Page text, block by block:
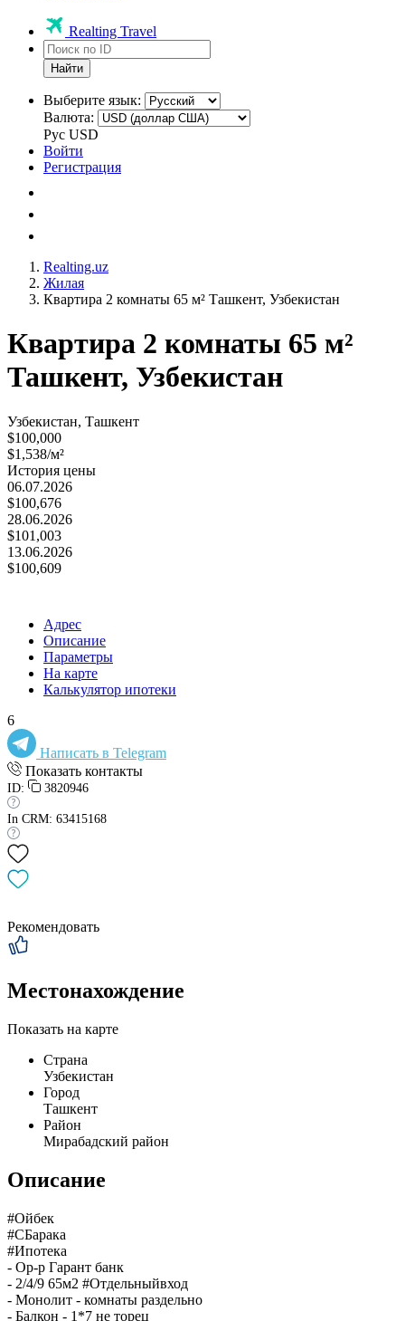
Realting Travel
Найти
Выберите язык:
Валюта:
Рус USD
Войти
Регистрация
Realting.uz
Жилая
Квартира 2 комнаты 65 м² Ташкент, Узбекистан
Квартира 2 комнаты 65 м²
Ташкент, Узбекистан
Узбекистан, Ташкент
$100,000
$1,538/м²
История цены
06.07.2026
$100,676
28.06.2026
$101,003
13.06.2026
$100,609
Адрес
Описание
Параметры
На карте
Калькулятор ипотеки
6
Написать в Telegram
Показать контакты
ID: 3820946
In CRM: 63415168
Рекомендовать
Местонахождение
Показать на карте
Страна
Узбекистан
Город
Ташкент
Район
Мирабадский район
Описание
#Ойбек
#СБарака
#Ипотека
- Ор-р Гарант банк
- 2/4/9 65м2 #Отдельныйвход
- Монолит - комнаты раздельно
- Балкон - 1*7 не торец